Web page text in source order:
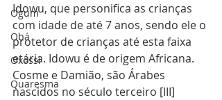
Ogum
Obá
Oxossi
Quaresma
Idowu, que personifica as crianças
com idade de até 7 anos, sendo ele o
protetor de crianças até esta faixa
etária. Idowu é de origem Africana.
Cosme e Damião, são Árabes
nascidos no século terceiro [III]